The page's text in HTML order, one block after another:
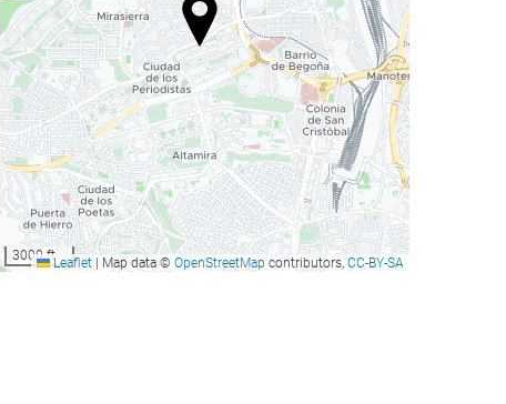
3000 ftLeaflet Map data © OpenStreetMap contributors, CC-BY-SA